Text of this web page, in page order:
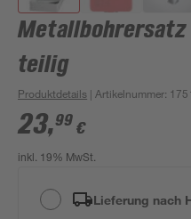
Metallbohrersatz
teilig
Produktdetails | Artikelnummer:
23,99 €
inkl. 19% MwSt.
Lieferung nach